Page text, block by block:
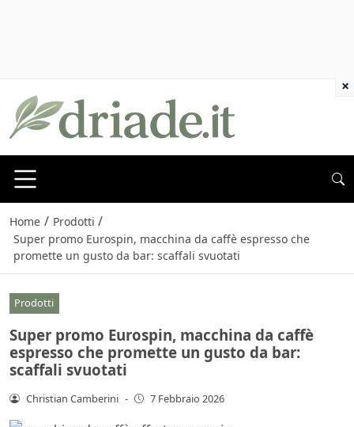
Home / Prodotti /
Super promo Eurospin, macchina da caffè espresso che
promette un gusto da bar: scaffali svuotati
Prodotti
Super promo Eurospin, macchina da caffè
espresso che promette un gusto da bar:
scaffali svuotati
Christian Camberini - 7 Febbraio 2026
×